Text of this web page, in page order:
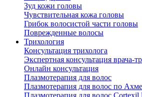
Зуд кожи головы
Чувствительная кожа головы
Грибок волосистой части головы
Поврежденные волосы
Трихология
Консультация трихолога
Экспертная консультация врача-
Онлайн консультация
Плазмотерапия для волос
Плазмотерапия для волос по
Плазмотерапия для волос Cortexil